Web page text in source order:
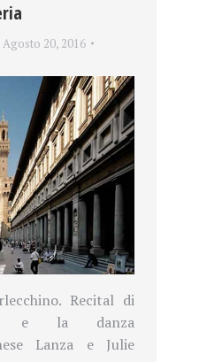
Agosto 20, 2016
Recital di
e la danza
Lanza e Julie